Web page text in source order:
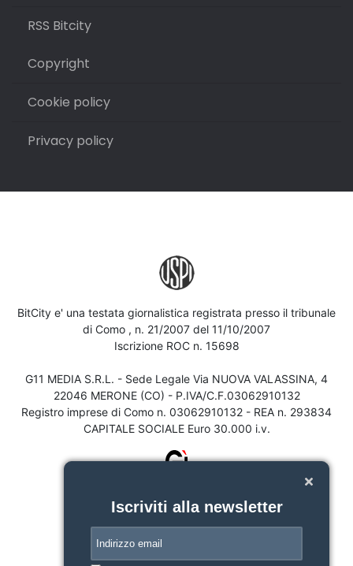
RSS Bitcity
Copyright
Cookie policy
Privacy policy
BitCity e' una testata giornalistica registrata presso il tribunale
di Como , n. 21/2007 del 11/10/2007
Iscrizione ROC n. 15698
G11 MEDIA S.R.L. - Sede Legale Via NUOVA VALASSINA, 4
22046 MERONE (CO) - P.IVA/C.F.03062910132
Registro imprese di Como n. 03062910132 - REA n. 293834
CAPITALE SOCIALE Euro 30.000 i.v.
Iscriviti alla newsletter